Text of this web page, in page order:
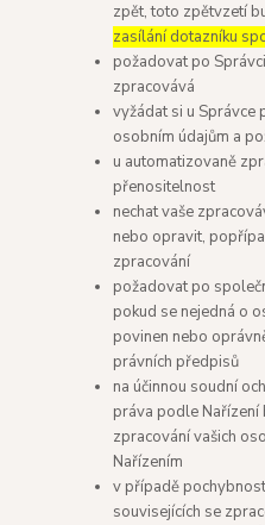
zpět, toto zpětvzetí
zasílání dotazníku
požadovat po
zpracovává
vyžádat si u Správce
osobním údajům a
u automatizovaně
přenositelnost
nechat vaše
nebo opravit,
zpracování
požadovat po
pokud se nejedná o
povinen nebo
právních předpisů
na účinnou soudní
práva podle Nařízení
zpracování vašich
Nařízením
v případě
souvisejících se